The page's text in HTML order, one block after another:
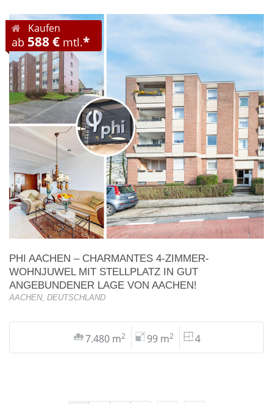
Kaufen
ab 588 € mtl.*
PHI AACHEN – CHARMANTES 4-ZIMMER-
WOHNJUWEL MIT STELLPLATZ IN GUT
ANGEBUNDENER LAGE VON AACHEN!
AACHEN, DEUTSCHLAND
7.480 m2 99 m2 4